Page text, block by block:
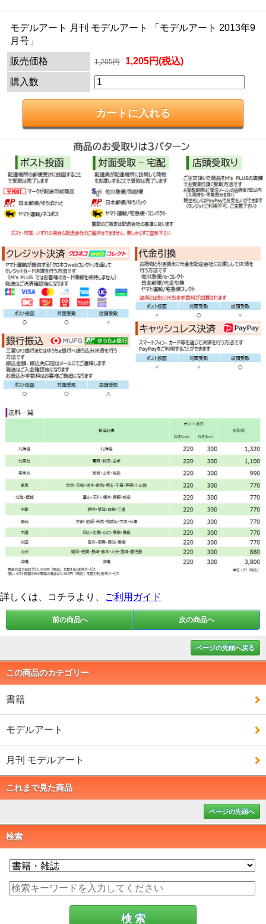
モデルアート 月刊 モデルアート 「モデルアート 2013年9
月号」
販売価格
1,205円 1,205円(税込)
購入数
詳しくは、コチラより、 ご利用ガイド
前の商品へ 次の商品へ
ページの先頭へ戻る
この商品のカテゴリー
書籍
モデルアート
月刊 モデルアート
これまで見た商品
ページの先頭へ
検索